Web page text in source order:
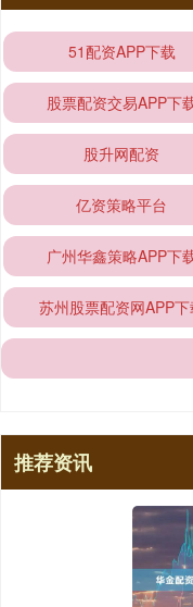
51配资APP下载
股票配资交易APP下
股升网配资
亿资策略平台
广州华鑫策略APP下
苏州股票配资网APP下
推荐资讯